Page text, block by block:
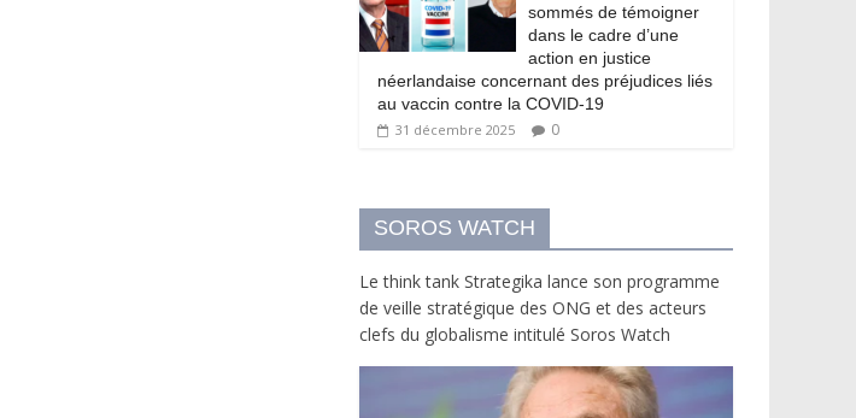
sommés de témoigner
dans le cadre d’une
action en justice
néerlandaise concernant des préjudices liés
au vaccin contre la COVID-19
31 décembre 2025 0
SOROS WATCH
Le think tank Strategika lance son programme
de veille stratégique des ONG et des acteurs
clefs du globalisme intitulé Soros Watch